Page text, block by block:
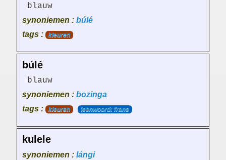
blauw
synoniemen : búlé
tags :
kleuren
búlé
blauw
synoniemen : bozinga
tags :
kleuren leenwoord: frans
kulele
synoniemen : lángi